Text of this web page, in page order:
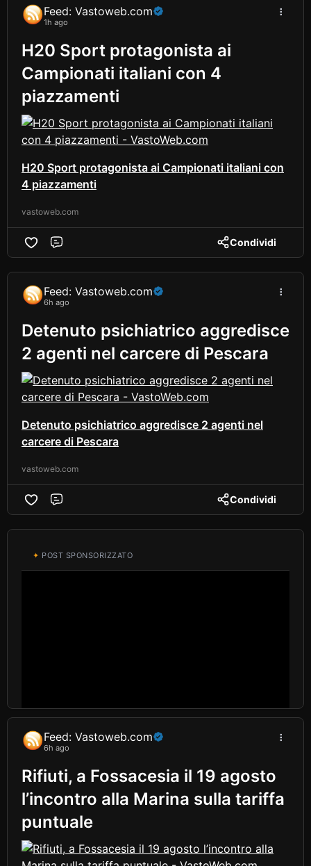
Feed: Vastoweb.com
1h ago
H20 Sport protagonista ai
Campionati italiani con 4
piazzamenti
H20 Sport protagonista ai Campionati italiani con
4 piazzamenti
vastoweb.com
Condividi
Feed: Vastoweb.com
6h ago
Detenuto psichiatrico aggredisce
2 agenti nel carcere di Pescara
Detenuto psichiatrico aggredisce 2 agenti nel
carcere di Pescara
vastoweb.com
Condividi
✦ POST SPONSORIZZATO
Feed: Vastoweb.com
6h ago
Rifiuti, a Fossacesia il 19 agosto
l’incontro alla Marina sulla tariffa
puntuale